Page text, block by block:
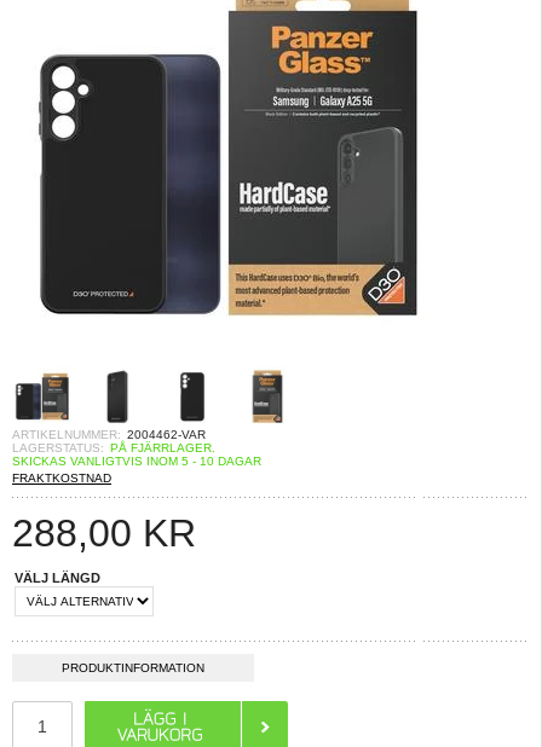
ARTIKELNUMMER: 2004462-VAR
LAGERSTATUS: PÅ FJÄRRLAGER.
SKICKAS VANLIGTVIS INOM 5 - 10 DAGAR
FRAKTKOSTNAD
288,00 KR
VÄLJ LÄNGD
PRODUKTINFORMATION